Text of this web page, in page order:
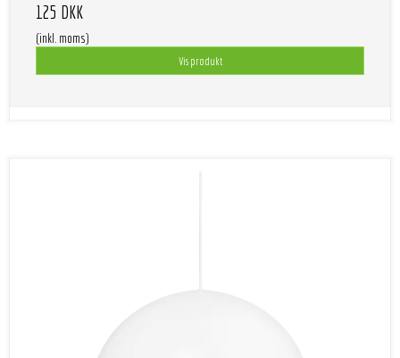
125 DKK
(inkl. moms)
Vis produkt